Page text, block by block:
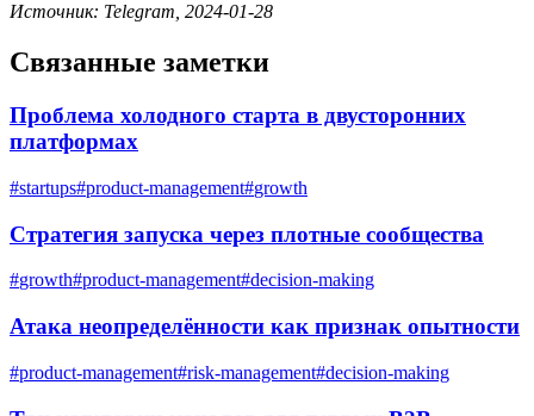
Источник: Telegram, 2024-01-28
Связанные заметки
Проблема холодного старта в двусторонних
платформах
#startups#product-management#growth
Стратегия запуска через плотные сообщества
#growth#product-management#decision-making
Атака неопределённости как признак опытности
#product-management#risk-management#decision-making